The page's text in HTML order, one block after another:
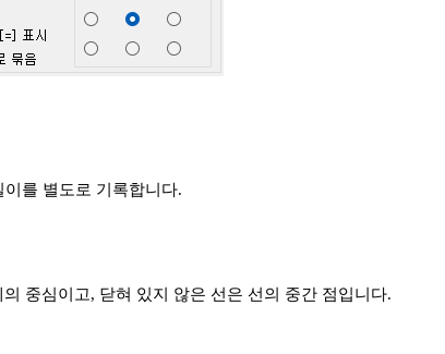
를 별도로 기록합니다.
중심이고, 닫혀 있지 않은 선은 선의 중간 점입니다.